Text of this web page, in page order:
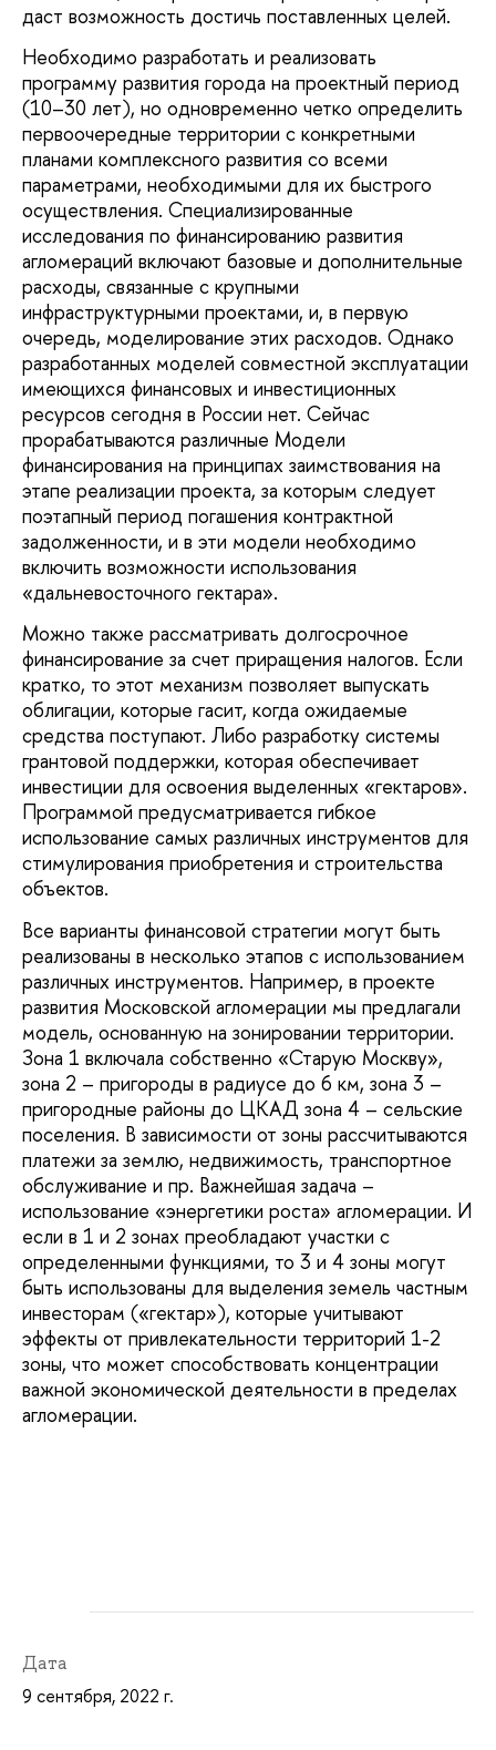
даст возможность достичь поставленных целей.
Необходимо разработать и реализовать
программу развития города на проектный период
(10–30 лет), но одновременно четко определить
первоочередные территории с конкретными
планами комплексного развития со всеми
параметрами, необходимыми для их быстрого
осуществления. Специализированные
исследования по финансированию развития
агломераций включают базовые и дополнительные
расходы, связанные с крупными
инфраструктурными проектами, и, в первую
очередь, моделирование этих расходов. Однако
разработанных моделей совместной эксплуатации
имеющихся финансовых и инвестиционных
ресурсов сегодня в России нет. Сейчас
прорабатываются различные Модели
финансирования на принципах заимствования на
этапе реализации проекта, за которым следует
поэтапный период погашения контрактной
задолженности, и в эти модели необходимо
включить возможности использования
«дальневосточного гектара».
Можно также рассматривать долгосрочное
финансирование за счет приращения налогов. Если
кратко, то этот механизм позволяет выпускать
облигации, которые гасит, когда ожидаемые
средства поступают. Либо разработку системы
грантовой поддержки, которая обеспечивает
инвестиции для освоения выделенных «гектаров».
Программой предусматривается гибкое
использование самых различных инструментов для
стимулирования приобретения и строительства
объектов.
Все варианты финансовой стратегии могут быть
реализованы в несколько этапов с использованием
различных инструментов. Например, в проекте
развития Московской агломерации мы предлагали
модель, основанную на зонировании территории.
Зона 1 включала собственно «Старую Москву»,
зона 2 – пригороды в радиусе до 6 км, зона 3 –
пригородные районы до ЦКАД зона 4 – сельские
поселения. В зависимости от зоны рассчитываются
платежи за землю, недвижимость, транспортное
обслуживание и пр. Важнейшая задача –
использование «энергетики роста» агломерации. И
если в 1 и 2 зонах преобладают участки с
определенными функциями, то 3 и 4 зоны могут
быть использованы для выделения земель частным
инвесторам («гектар»), которые учитывают
эффекты от привлекательности территорий 1-2
зоны, что может способствовать концентрации
важной экономической деятельности в пределах
агломерации.
Дата
9 сентября, 2022 г.